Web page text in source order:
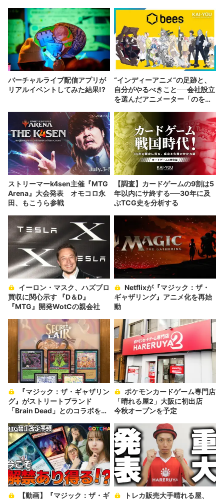
バーチャルライブ配信アプリが
リアルイベントしてみた結果!?
“インディーアニメ“の足跡と、
自分がやるべきこと──会社設立
を選んだアニメーター「のを
ストリーマーk4sen主催『MTG
Arena』大会発表 オモコロ永
田、もこうら参戦
【調査】カードゲームの9割は5
年以内にサ終する──30年に及
ぶTCG史を分析する
買収に関心示す 『D＆D』
『MTG』開発WotCの親会社
ギャザリング』アニメ化を再始
動
グ』がストリートブランド
「Brain Dead」とのコラボを発
「晴れる屋2」大阪に初出店
今秋オープンを予定